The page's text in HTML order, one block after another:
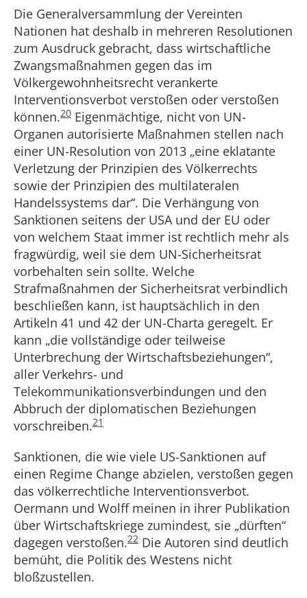
Die Generalversammlung der Vereinten
Nationen hat deshalb in mehreren Resolutionen
zum Ausdruck gebracht, dass wirtschaftliche
Zwangsmaßnahmen gegen das im
Völkergewohnheitsrecht verankerte
Interventionsverbot verstoßen oder verstoßen
können.20 Eigenmächtige, nicht von UN-
Organen autorisierte Maßnahmen stellen nach
einer UN-Resolution von 2013 „eine eklatante
Verletzung der Prinzipien des Völkerrechts
sowie der Prinzipien des multilateralen
Handelssystems dar“. Die Verhängung von
Sanktionen seitens der USA und der EU oder
von welchem Staat immer ist rechtlich mehr als
fragwürdig, weil sie dem UN-Sicherheitsrat
vorbehalten sein sollte. Welche
Strafmaßnahmen der Sicherheitsrat verbindlich
beschließen kann, ist hauptsächlich in den
Artikeln 41 und 42 der UN-Charta geregelt. Er
kann „die vollständige oder teilweise
Unterbrechung der Wirtschaftsbeziehungen“,
aller Verkehrs- und
Telekommunikationsverbindungen und den
Abbruch der diplomatischen Beziehungen
vorschreiben.21
Sanktionen, die wie viele US-Sanktionen auf
einen Regime Change abzielen, verstoßen gegen
das völkerrechtliche Interventionsverbot.
Oermann und Wolff meinen in ihrer Publikation
über Wirtschaftskriege zumindest, sie „dürften“
dagegen verstoßen.22 Die Autoren sind deutlich
bemüht, die Politik des Westens nicht
bloßzustellen.